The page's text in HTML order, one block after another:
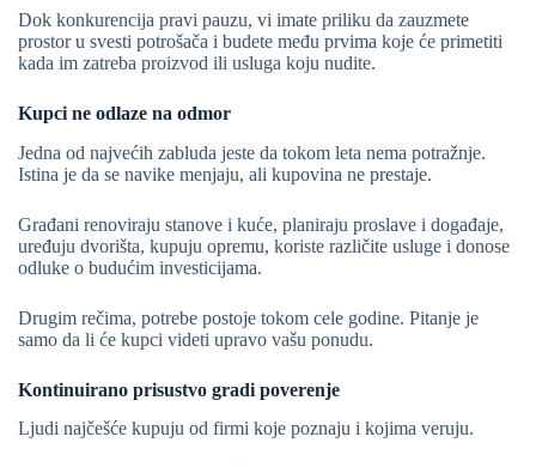
Dok konkurencija pravi pauzu, vi imate priliku da zauzmete
prostor u svesti potrošača i budete među prvima koje će primetiti
kada im zatreba proizvod ili usluga koju nudite.
Kupci ne odlaze na odmor
Jedna od najvećih zabluda jeste da tokom leta nema potražnje.
Istina je da se navike menjaju, ali kupovina ne prestaje.
Građani renoviraju stanove i kuće, planiraju proslave i događaje,
uređuju dvorišta, kupuju opremu, koriste različite usluge i donose
odluke o budućim investicijama.
Drugim rečima, potrebe postoje tokom cele godine. Pitanje je
samo da li će kupci videti upravo vašu ponudu.
Kontinuirano prisustvo gradi poverenje
Ljudi najčešće kupuju od firmi koje poznaju i kojima veruju.